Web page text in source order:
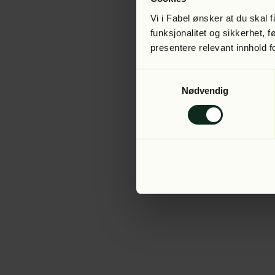
Vi i Fabel ønsker at du skal
funksjonalitet og sikkerhet,
presentere relevant innhold
Nødvendig
Application